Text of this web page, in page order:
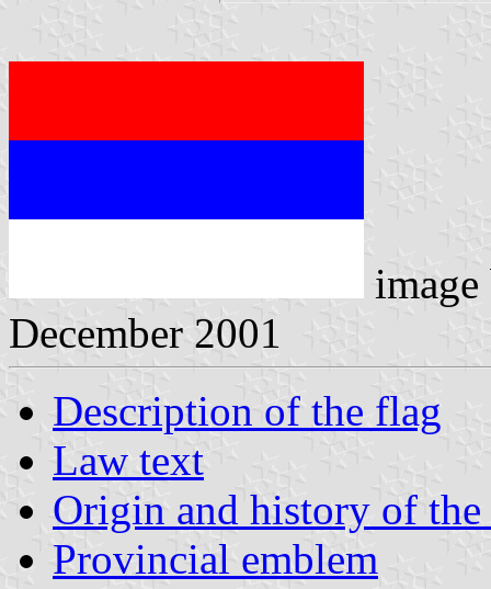
December 2001
Description of the flag
Law text
Origin and history of
Provincial emblem